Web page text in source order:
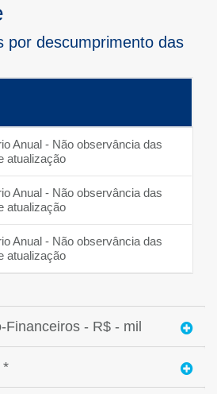
por descumprimento das
Anual - Não observância das
atualização
Anual - Não observância das
atualização
Anual - Não observância das
atualização
- R$ - mil
*